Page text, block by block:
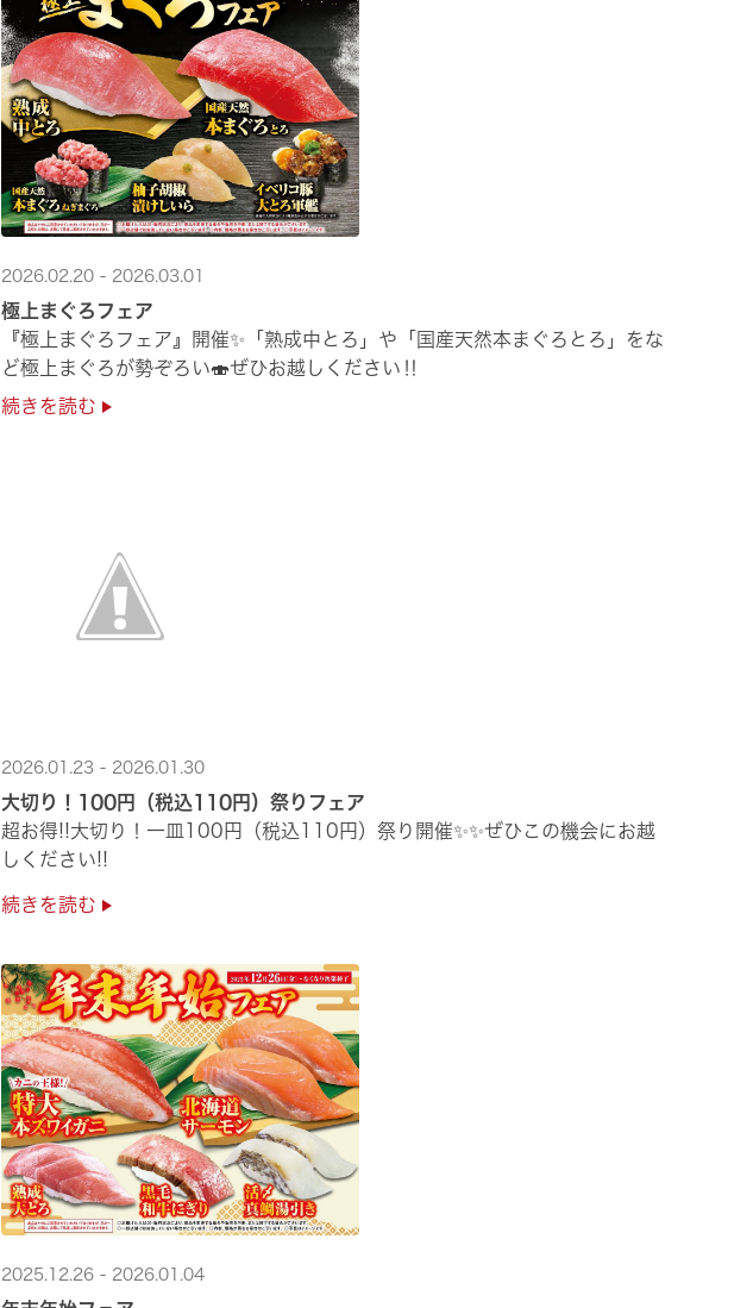
2026.02.20 - 2026.03.01
極上まぐろフェア
『極上まぐろフェア』開催✨「熟成中とろ」や「国産天然本まぐろとろ」をな
ど極上まぐろが勢ぞろい🍣ぜひお越しください‼
続きを読む
2026.01.23 - 2026.01.30
大切り！100円（税込110円）祭りフェア
超お得!!大切り！一皿100円（税込110円）祭り開催✨✨ぜひこの機会にお越
しください!!
続きを読む
2025.12.26 - 2026.01.04